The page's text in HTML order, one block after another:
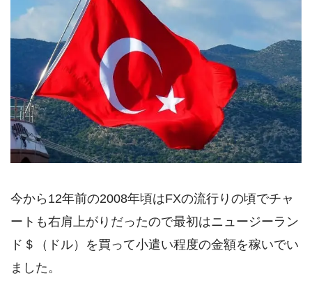
今から12年前の2008年頃はFXの流行りの頃でチャ
ートも右肩上がりだったので最初はニュージーラン
ド＄（ドル）を買って小遣い程度の金額を稼いでい
ました。